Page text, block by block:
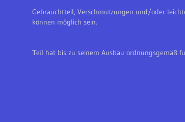
Gebrauchtteil, Verschmutzungen und/oder
können möglich sein.
Teil hat bis zu seinem Ausbau ordnungsgemäß